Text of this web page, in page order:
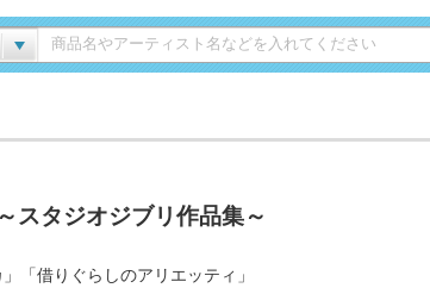
スタジオジブリ作品集～
「借りぐらしのアリエッティ」